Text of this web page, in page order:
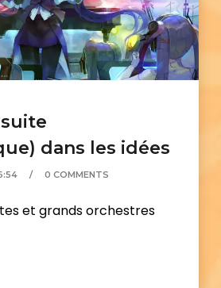
dans les idées
0 COMMENTS
et grands orchestres